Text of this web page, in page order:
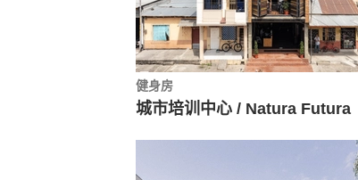
健身房
城市培训中心 / Natura Futura